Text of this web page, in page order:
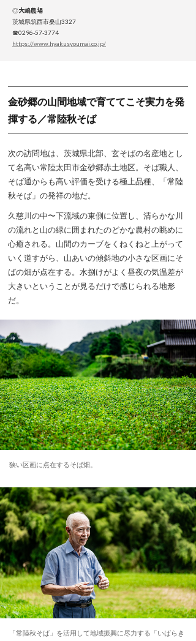
◎大嶋農場
茨城県筑西市桑山3327
☎0296-57-3774
https://www.hyakusyoumai.co.jp/
金砂郷の山間地域で育ててこそ実力を発
揮する／常陸秋そば
次の訪問地は、茨城県北部、玄そばの名産地とし
て名高い常陸太田市金砂郷赤土地区。そば職人、
そば通からも高い評価を受ける極上品種、「常陸
秋そば」の発祥の地だ。
久慈川の中〜下流域の東側に位置し、清らかな川
の流れと山の緑に囲まれたのどかな農村の眺めに
心癒される。山間のカーブをくねくねと上がって
いく道すがら、山あいの傾斜地の小さな区画にそ
ばの畑が点在する。水捌けがよく昼夜の気温差が
大きいということが見るだけで感じられる地形
だ。
狭い区画に点在するそば畑。
「常陸秋そば」を活用して地域振興に尽力する「いばらき